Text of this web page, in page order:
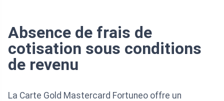
Absence de frais de
cotisation sous conditions
de revenu
La Carte Gold Mastercard Fortuneo offre un